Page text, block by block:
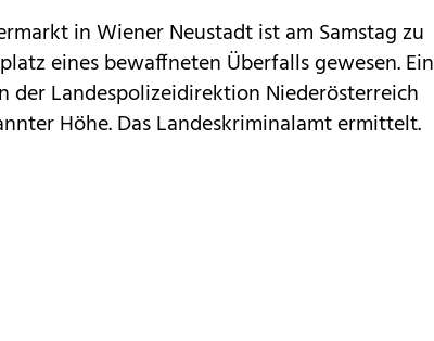
in Wiener Neustadt ist am Samstag zu
eines bewaffneten Überfalls gewesen. Ein
der Landespolizeidirektion Niederösterreich
Höhe. Das Landeskriminalamt ermittelt.